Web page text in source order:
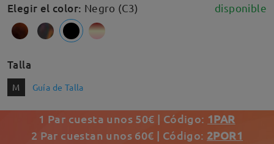
Elegir el color: Negro (C3) disponible
Talla
M Guía de Talla
1 Par cuesta unos 50€ | Código: 1PAR
2 Par cuestan unos 60€ | Código: 2POR1